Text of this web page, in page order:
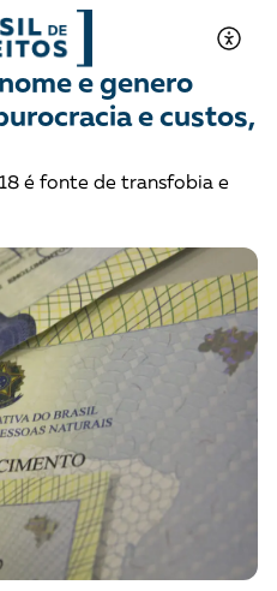
Direitos
de quem defende
Para continuar,
e gênero
e custos,
é fonte de transfobia e